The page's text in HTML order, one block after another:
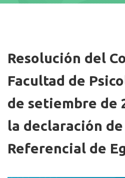
Resolución del
Facultad de
de setiembre de
la declaración
Referencial de